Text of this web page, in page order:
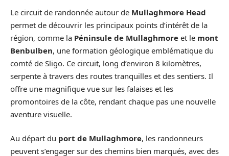
Le circuit de randonnée autour de Mullaghmore Head
permet de découvrir les principaux points d’intérêt de la
région, comme la Péninsule de Mullaghmore et le mont
Benbulben, une formation géologique emblématique du
comté de Sligo. Ce circuit, long d’environ 8 kilomètres,
serpente à travers des routes tranquilles et des sentiers. Il
offre une magnifique vue sur les falaises et les
promontoires de la côte, rendant chaque pas une nouvelle
aventure visuelle.
Au départ du port de Mullaghmore, les randonneurs
peuvent s’engager sur des chemins bien marqués, avec des